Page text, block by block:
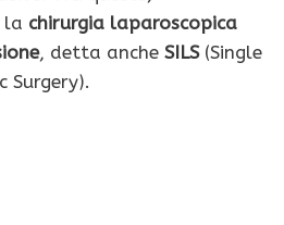
la chirurgia laparoscopica
, detta anche SILS (Single
Surgery).